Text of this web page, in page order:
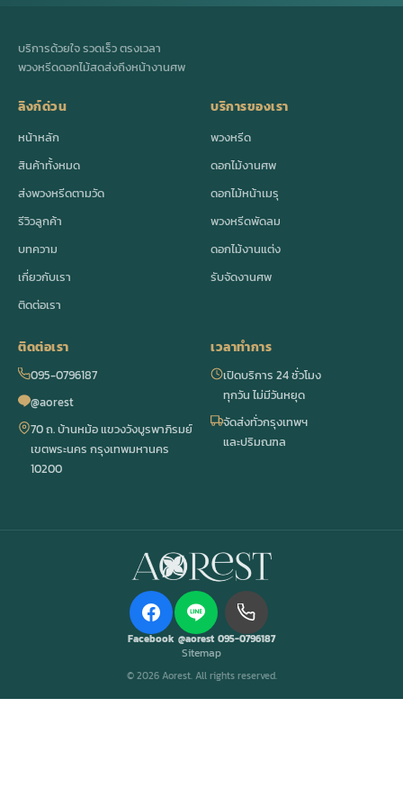
บริการด้วยใจ รวดเร็ว ตรงเวลา
พวงหรีดดอกไม้สดส่งถึงหน้างานศพ
ลิงก์ด่วน
หน้าหลัก
สินค้าทั้งหมด
ส่งพวงหรีดตามวัด
รีวิวลูกค้า
บทความ
เกี่ยวกับเรา
ติดต่อเรา
บริการของเรา
พวงหรีด
ดอกไม้งานศพ
ดอกไม้หน้าเมรุ
พวงหรีดพัดลม
ดอกไม้งานแต่ง
รับจัดงานศพ
ติดต่อเรา
095-0796187
@aorest
70 ถ. บ้านหม้อ แขวงวังบูรพาภิรมย์
เขตพระนคร กรุงเทพมหานคร
10200
เวลาทำการ
เปิดบริการ 24 ชั่วโมง
ทุกวัน ไม่มีวันหยุด
จัดส่งทั่วกรุงเทพฯ
และปริมณฑล
Facebook @aorest 095-0796187
Sitemap
© 2026 Aorest. All rights reserved.